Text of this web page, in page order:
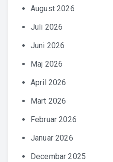
August 2026
Juli 2026
Juni 2026
Maj 2026
April 2026
Mart 2026
Februar 2026
Januar 2026
Decembar 2025